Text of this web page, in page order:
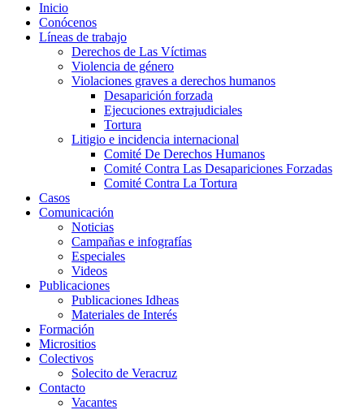
Inicio
Conócenos
Líneas de trabajo
Derechos de Las Víctimas
Violencia de género
Violaciones graves a derechos humanos
Desaparición forzada​
Ejecuciones extrajudiciales
Tortura
Litigio e incidencia internacional
Comité De Derechos Humanos​
Comité Contra Las Desapariciones Forzadas
Comité Contra La Tortura​
Casos
Comunicación
Noticias
Campañas e infografías
Especiales
Videos
Publicaciones
Publicaciones Idheas
Materiales de Interés
Formación
Micrositios
Colectivos
Solecito de Veracruz
Contacto
Vacantes